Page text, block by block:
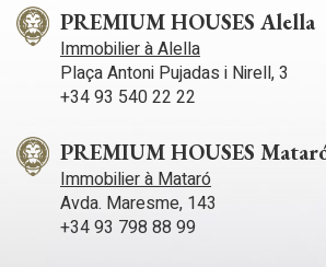
bioclimática y energías renovables,
impacto ambiental y un máximo confort
Además, la vivienda incorpora armarios
optimizan al máximo el espacio disponible. Este hogar
destaca por su amplitud, diseño y
oasis urbano. Existe la posibilidad de adquirir una plaza de
aparcamiento por 27.000 €. en un edificio
PREMIUM HOUSES Alella
Immobilier à Alella
Plaça Antoni Pujadas i Nirell, 3
+34 93 540 22 22
PREMIUM HOUSES
Immobilier à Mataró
Avda. Maresme, 143
+34 93 798 88 99